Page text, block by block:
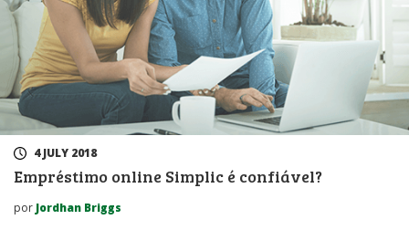
4 JULY 2018
Empréstimo online Simplic é confiável?
por Jordhan Briggs